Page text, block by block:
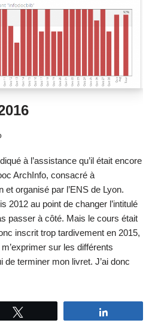
à l’assistance qu’il était encore
ArchInfo, consacré à
et organisé par l’ENS de Lyon.
2012 au point de changer l’intitulé
passer à côté. Mais le cours était
inscrit trop tardivement en 2015,
sur les différents
de terminer mon livret. J’ai donc